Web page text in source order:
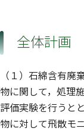
全体計画
（１）石綿含有
物に関して，処理
評価実験を行うと
物に対して飛散モ